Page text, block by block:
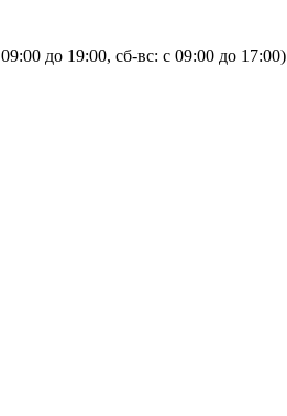
09:00 до 19:00, сб-вс: с 09:00 до 17:00)